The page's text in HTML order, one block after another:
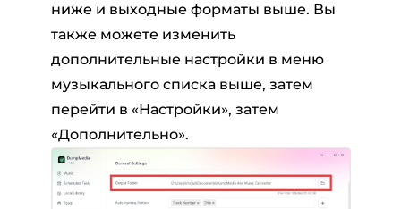
ниже и выходные форматы выше. Вы
также можете изменить
дополнительные настройки в меню
музыкального списка выше, затем
перейти в «Настройки», затем
«Дополнительно».